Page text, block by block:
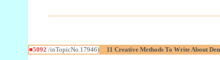
■5092 /inTopicNo.17946) 11 Creative Methods To Write About